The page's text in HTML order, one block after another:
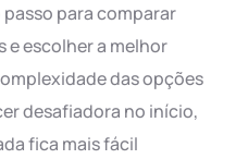
para comparar
escolher a melhor
das opções
desafiadora no início,
fica mais fácil